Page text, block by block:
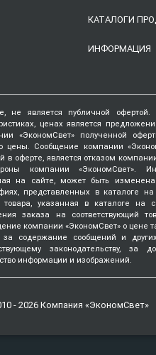
КАТАЛОГИ
ИНФОРМАЦИЯ
не является публичной
ценах является
«ЭкономСвет» полученной
цены. Сообщение компании
в оферте, является отказом
компании «ЭкономСвет».
на сайте, может быть
представленных в каталоге на
указанная в каталоге на
заказа на соответствующий
компании «ЭкономСвет» о цене
за содержание сообщений и
законодательству, за
информации и изображений.
- 2026 Компания «ЭкономСвет»